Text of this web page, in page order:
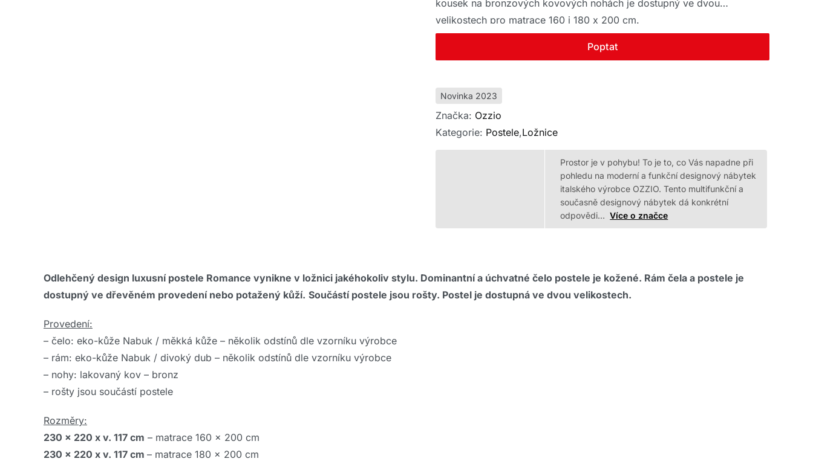
kousek na bronzových kovových nohách je dostupný ve dvou
velikostech pro matrace 160 i 180 x 200 cm.
Poptat
Novinka 2023
Značka: Ozzio
Kategorie: Postele,Ložnice
Prostor je v pohybu! To je to, co Vás napadne při
pohledu na moderní a funkční designový nábytek
italského výrobce OZZIO. Tento multifunkční a
současně designový nábytek dá konkrétní
odpovědi… Více o značce
Odlehčený design luxusní postele Romance vynikne v ložnici jakéhokoliv stylu. Dominantní a úchvatné čelo postele je kožené. Rám čela a postele je
dostupný ve dřevěném provedení nebo potažený kůží. Součástí postele jsou rošty. Postelje dostupná ve dvou velikostech.
Provedení:
– čelo: eko-kůže Nabuk / měkká kůže – několik odstínů dle vzorníku výrobce
– rám: eko-kůže Nabuk / divoký dub – několik odstínů dle vzorníku výrobce
– nohy: lakovaný kov – bronz
– rošty jsou součástí postele
Rozměry:
230 x 220 x v. 117 cm – matrace 160 x 200 cm
230 x 220 x v. 117 cm – matrace 180 x 200 cm